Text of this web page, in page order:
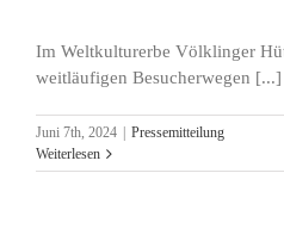
Im Weltkulturerbe Völklinger
weitläufigen Besucherwegen [...]
Juni 7th, 2024
Pressemitteilung
Weiterlesen